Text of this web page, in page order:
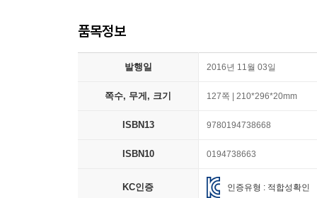
품목정보
발행일 2016년 11월 03일
쪽수, 무게, 크기 127쪽 | 210*296*20mm
ISBN13 9780194738668
ISBN10 0194738663
KC인증 인증유형 : 적합성확인